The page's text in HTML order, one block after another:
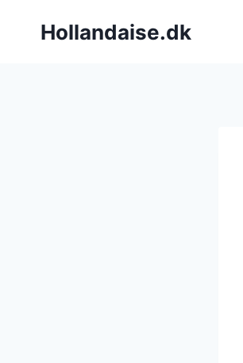
Hollandaise.dk